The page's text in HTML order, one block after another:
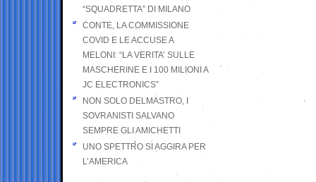
“SQUADRETTA” DI MILANO
CONTE, LA COMMISSIONE
COVID E LE ACCUSE A
MELONI: “LA VERITA’ SULLE
MASCHERINE E I 100 MILIONI A
JC ELECTRONICS”
NON SOLO DELMASTRO, I
SOVRANISTI SALVANO
SEMPRE GLI AMICHETTI
UNO SPETTRO SI AGGIRA PER
L’AMERICA